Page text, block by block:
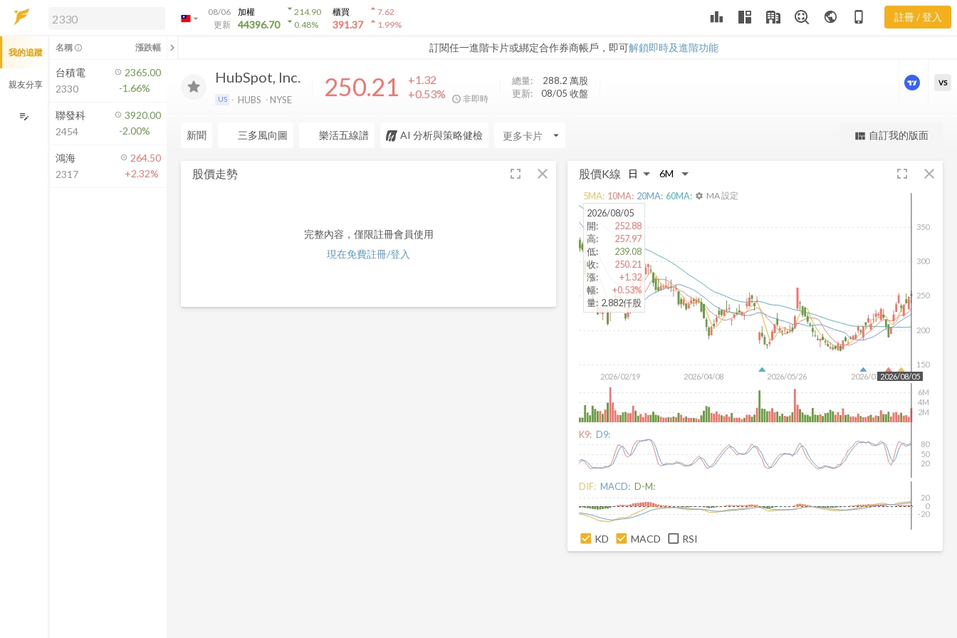
arrow_drop_down
08/06
更新
加權
44396.70
arrow_drop_down214.90
arrow_drop_down0.48%
櫃買
391.37
arrow_drop_up7.62
arrow_drop_up1.99% leaderboard public phone_iphone 註冊 / 登入
訂閱任一進階卡片或綁定合作券商帳戶，即可解鎖即時及進階功能
解鎖即時行情及進階功能
方案」，即可解鎖以下功能：
即時行情
即時市況與排行
成交金額熱力圖
前往方案訂閱
如何綁定合作券商
勢
HubSpot, Inc.
US HUBS NYSE 250.21
+1.32
+0.53%
非即時
總量: 288.2 萬股
更新:
08/05 收盤
更強大的進階價量圖表
VS
新聞 三多風向圖 樂活五線譜 AI 分析與策略健檢 arrow_drop_down view_quilt 自訂我的版面
股價走勢 fullscreen close
完整內容，僅限註冊會員使用
現在免費註冊/登入
股價K線 fullscreen close
2026/02/19 2026/04/08 2026/05/26 2026/07/14
150
200
250
300
350
2026/08/05
2M
4M
6M
2026/08/05
開:
252.88
高:
257.97
低:
239.08
收:
250.21
漲:
+1.32
幅:
+0.53%
量: 2,882仟股
5MA: 10MA: 20MA: 60MA: settings MA 設定
K9: D9:
20
50
80
DIF: MACD: D-M:
-20
0
20
KD MACD RSI
我的追蹤
親友分享
edit_note
名稱 info_outline 漲跌幅 chevron_left
台積電
2330
2365.00
-1.66%
聯發科
2454
3920.00
-2.00%
鴻海
2317
264.50
+2.32%